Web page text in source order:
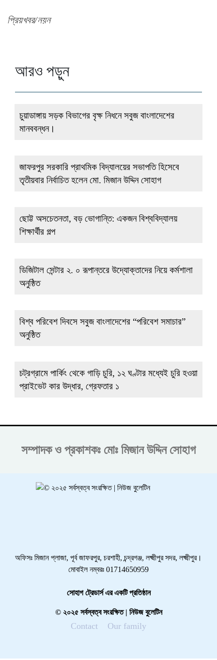
প্রিয়খবর/নয়ন
আরও পড়ুন
চুয়াডাঙ্গায় সড়ক বিভাগের বৃক্ষ নিধনে সবুজ বাংলাদেশের
মানববন্ধন।
জাফরপুর সরকারি প্রাথমিক বিদ্যালয়ের সভাপতি হিসেবে
তৃতীয়বার নির্বাচিত হলেন মো. মিজান উদ্দিন সোহাগ
ছোট্ট অসচেতনতা, বড় ভোগান্তি: একজন বিশ্ববিদ্যালয়
শিক্ষার্থীর গল্প
ডিজিটাল সেন্টার ২. ০ রূপান্তরে উদ্যোক্তাদের নিয়ে কর্মশালা
অনুষ্ঠিত
বিশ্ব পরিবেশ দিবসে সবুজ বাংলাদেশের “পরিবেশ সমাচার”
অনুষ্ঠিত
চট্রগ্রামে পার্কিং থেকে গাড়ি চুরি, ১২ ঘণ্টার মধ্যেই চুরি হওয়া
প্রাইভেট কার উদ্ধার, গ্রেফতার ১
সম্পাদক ও প্রকাশকঃ মোঃ মিজান উদ্দিন সোহাগ
অফিসঃ মিজান প্লাজা, পূর্ব জাফরপুর, চরশাহী, চন্দ্রগঞ্জ, লক্ষ্মীপুর সদর, লক্ষ্মীপুর।
মোবাইল নম্বরঃ 01714650959
সোহাগ ট্রেডার্স এর একটি প্রতিষ্ঠান
© ২০২৫ সর্বস্বত্ব সংরক্ষিত | নিউজ বুলেটিন
Contact Our family